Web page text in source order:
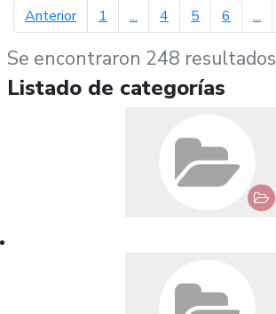
Anteriorpágina anterior
1 ... 4 5 6 ...
Se encontraron 248 resultados
Listado de categorías